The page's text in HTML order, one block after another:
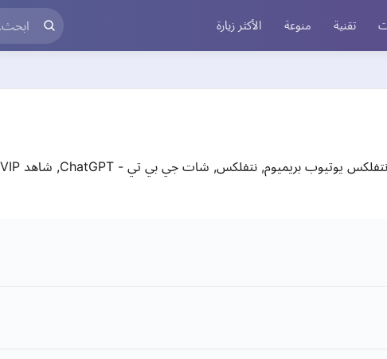
تقنية منوعة الأكثر زيارة